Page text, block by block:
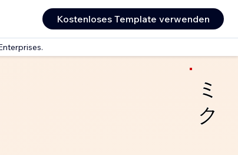
Kostenloses Template verwenden